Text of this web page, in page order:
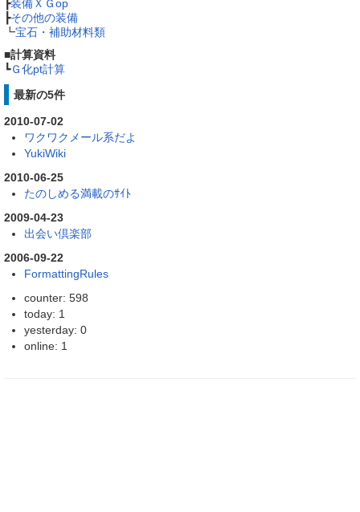
┣装備ＸＧop
┣その他の装備
┗宝石・補助材料類
■計算資料
┗Ｇ化pt計算
最新の5件
2010-07-02
ワクワクメール系だよ
YukiWiki
2010-06-25
たのしめる満載のｻｲﾄ
2009-04-23
出会い倶楽部
2006-09-22
FormattingRules
counter: 598
today: 1
yesterday: 0
online: 1